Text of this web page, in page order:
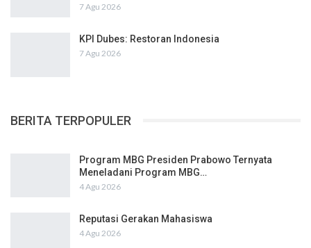
7 Agu 2026
KPI Dubes: Restoran Indonesia
7 Agu 2026
BERITA TERPOPULER
Program MBG Presiden Prabowo Ternyata
Meneladani Program MBG…
4 Agu 2026
Reputasi Gerakan Mahasiswa
4 Agu 2026